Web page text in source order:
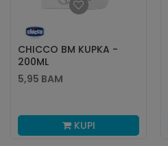
CHICCO BM KUPKA -
200ML
5,95 BAM
KUPI